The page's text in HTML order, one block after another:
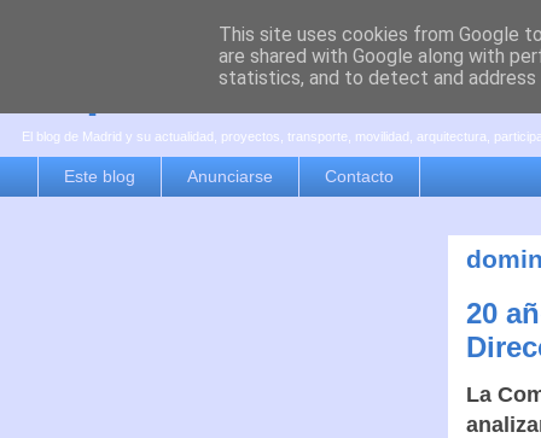
es por madrid
El blog de Madrid y su actualidad, proyectos, transporte, movilidad, arquitectura,
Este blog Anunciarse Contacto
20
La
This site uses cookies from Google
are shared with Google along with
statistics, and to detect and address